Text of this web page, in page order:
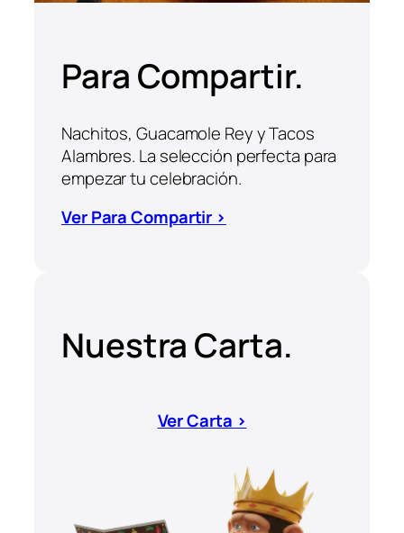
Para Compartir.
Nachitos, Guacamole Rey y Tacos
Alambres. La selección perfecta para
empezar tu celebración.
Ver Para Compartir >
Nuestra Carta.
Ver Carta >